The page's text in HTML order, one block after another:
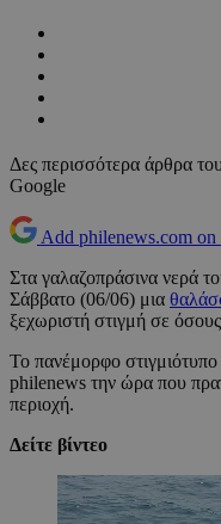
Δες περισσότερα άρθρα
Google
Add philenews.com on
Στα γαλαζοπράσινα νερά
Σάββατο (06/06) μια
ξεχωριστή στιγμή σε
Το πανέμορφο
philenews την ώρα που
περιοχή.
Δείτε βίντεο